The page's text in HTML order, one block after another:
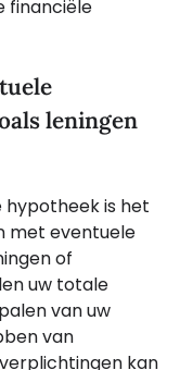
financiële
leningen
hypotheek is het
met eventuele
of
uw totale
van uw
van
kan